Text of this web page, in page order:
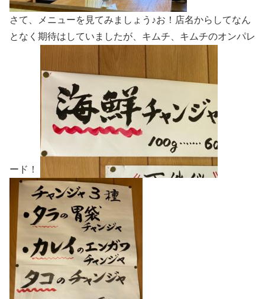
さて、メニューを見てみましょう♪お！店名からしてなん
となく期待はしていましたが、キムチ、キムチのオンパレ
ード！